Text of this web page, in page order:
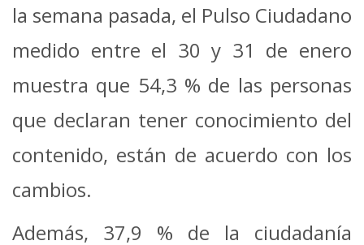
la semana pasada, el Pulso Ciudadano
medido entre el 30 y 31 de enero
muestra que 54,3 % de las personas
que declaran tener conocimiento del
contenido, están de acuerdo con los
cambios.
Además, 37,9 % de la ciudadanía